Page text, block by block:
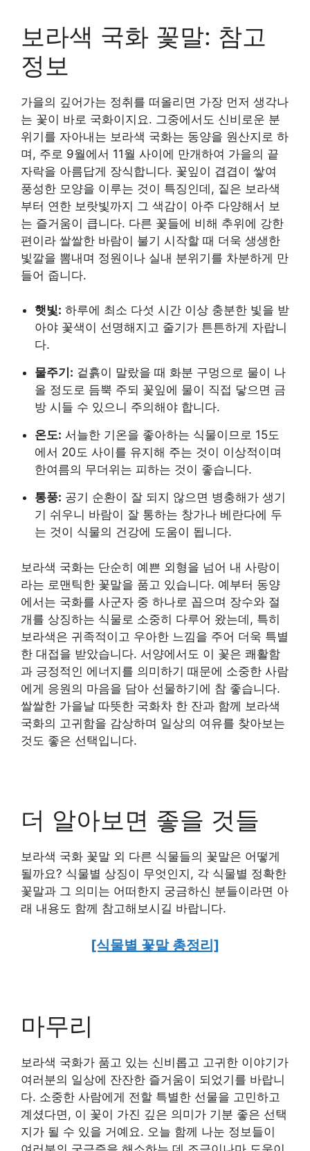
보라색 국화 꽃말: 참고
정보
가을의 깊어가는 정취를 떠올리면 가장 먼저 생각나
는 꽃이 바로 국화이지요. 그중에서도 신비로운 분
위기를 자아내는 보라색 국화는 동양을 원산지로 하
며, 주로 9월에서 11월 사이에 만개하여 가을의 끝
자락을 아름답게 장식합니다. 꽃잎이 겹겹이 쌓여
풍성한 모양을 이루는 것이 특징인데, 짙은 보라색
부터 연한 보랏빛까지 그 색감이 아주 다양해서 보
는 즐거움이 큽니다. 다른 꽃들에 비해 추위에 강한
편이라 쌀쌀한 바람이 불기 시작할 때 더욱 생생한
빛깔을 뽐내며 정원이나 실내 분위기를 차분하게 만
들어 줍니다.
햇빛: 하루에 최소 다섯 시간 이상 충분한 빛을 받
아야 꽃색이 선명해지고 줄기가 튼튼하게 자랍니
다.
물주기: 겉흙이 말랐을 때 화분 구멍으로 물이 나
올 정도로 듬뿍 주되 꽃잎에 물이 직접 닿으면 금
방 시들 수 있으니 주의해야 합니다.
온도: 서늘한 기온을 좋아하는 식물이므로 15도
에서 20도 사이를 유지해 주는 것이 이상적이며
한여름의 무더위는 피하는 것이 좋습니다.
통풍: 공기 순환이 잘 되지 않으면 병충해가 생기
기 쉬우니 바람이 잘 통하는 창가나 베란다에 두
는 것이 식물의 건강에 도움이 됩니다.
보라색 국화는 단순히 예쁜 외형을 넘어 내 사랑이
라는 로맨틱한 꽃말을 품고 있습니다. 예부터 동양
에서는 국화를 사군자 중 하나로 꼽으며 장수와 절
개를 상징하는 식물로 소중히 다루어 왔는데, 특히
보라색은 귀족적이고 우아한 느낌을 주어 더욱 특별
한 대접을 받았습니다. 서양에서도 이 꽃은 쾌활함
과 긍정적인 에너지를 의미하기 때문에 소중한 사람
에게 응원의 마음을 담아 선물하기에 참 좋습니다.
쌀쌀한 가을날 따뜻한 국화차 한 잔과 함께 보라색
국화의 고귀함을 감상하며 일상의 여유를 찾아보는
것도 좋은 선택입니다.
더 알아보면 좋을 것들
보라색 국화 꽃말 외 다른 식물들의 꽃말은 어떻게
될까요? 식물별 상징이 무엇인지, 각 식물별 정확한
꽃말과 그 의미는 어떠한지 궁금하신 분들이라면 아
래 내용도 함께 참고해보시길 바랍니다.
[식물별 꽃말 총정리]
마무리
보라색 국화가 품고 있는 신비롭고 고귀한 이야기가
여러분의 일상에 잔잔한 즐거움이 되었기를 바랍니
다. 소중한 사람에게 전할 특별한 선물을 고민하고
계셨다면, 이 꽃이 가진 깊은 의미가 기분 좋은 선택
지가 될 수 있을 거예요. 오늘 함께 나눈 정보들이